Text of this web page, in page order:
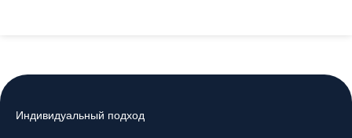
Индивидуальный подход